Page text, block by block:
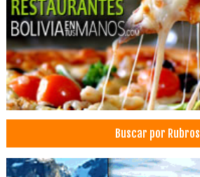
Médicos Cirujanos Pediátricos
Genética médica
Hospitales privados
Salud: Hospitales
Buscar por Rubros